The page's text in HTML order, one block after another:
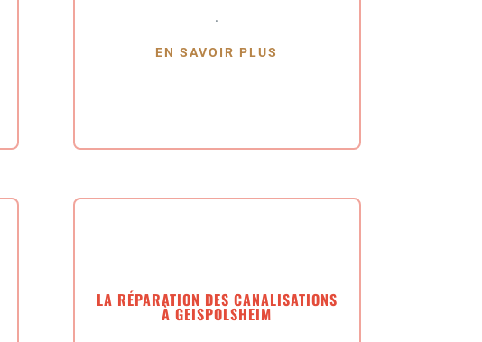
.
EN SAVOIR PLUS
LA RÉPARATION DES CANALISATIONS
À GEISPOLSHEIM